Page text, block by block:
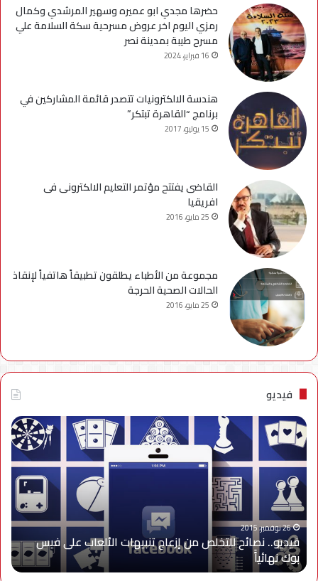
حضرها مجدي ابو عميره وسهير المرشدي وكمال
رمزي اليوم اخر عروض مسرحية سكة السلامة علي
مسرح طيبة بمدينة نصر
16 فبراير، 2024
هندسة الالكترونيات تتصدر قائمة المشاركين في
برنامج “القاهرة تبتكر”
15 يوليو، 2017
القاضى يفتتح مؤتمر التعليم الالكترونى فى
افريقيا
25 مايو، 2016
مجموعة من الأطباء يطلقون تطبيقاً هاتفياً لإنقاذ
الحالات الصحية الحرجة
25 مايو، 2016
فيديو
فيديو..
نصائح
للتخلص
من
إزعاج
تنبيهات
الألعاب
على
فيس
بوك
نهائياًَ
26 نوفمبر، 2015
فيديو.. نصائح للتخلص من إزعاج تنبيهات الألعاب على فيس
بوك نهائياًَ